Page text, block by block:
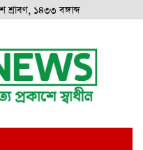
শ্রাবণ, ১৪৩৩ বঙ্গাব্দ